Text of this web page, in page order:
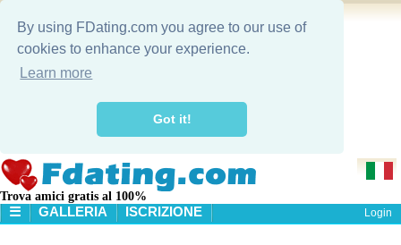
By using FDating.com you agree to our use of
cookies to enhance your experience.
Learn more
Got it!
Trova amici gratis al 100%
☰
GALLERIA ISCRIZIONE Login